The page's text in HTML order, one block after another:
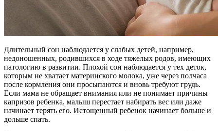
Длительный сон наблюдается у слабых детей, например,
недоношенных, родившихся в ходе тяжелых родов, имеющих
патологию в развитии. Плохой сон наблюдается у тех деток,
которым не хватает материнского молока, уже через полчаса
после кормления они просыпаются и вновь требуют грудь.
Если мама не обращает внимания или не понимает причины
капризов ребенка, малыш перестает набирать вес или даже
начинает терять его. Истощенный ребенок начинает больше и
дольше спать.